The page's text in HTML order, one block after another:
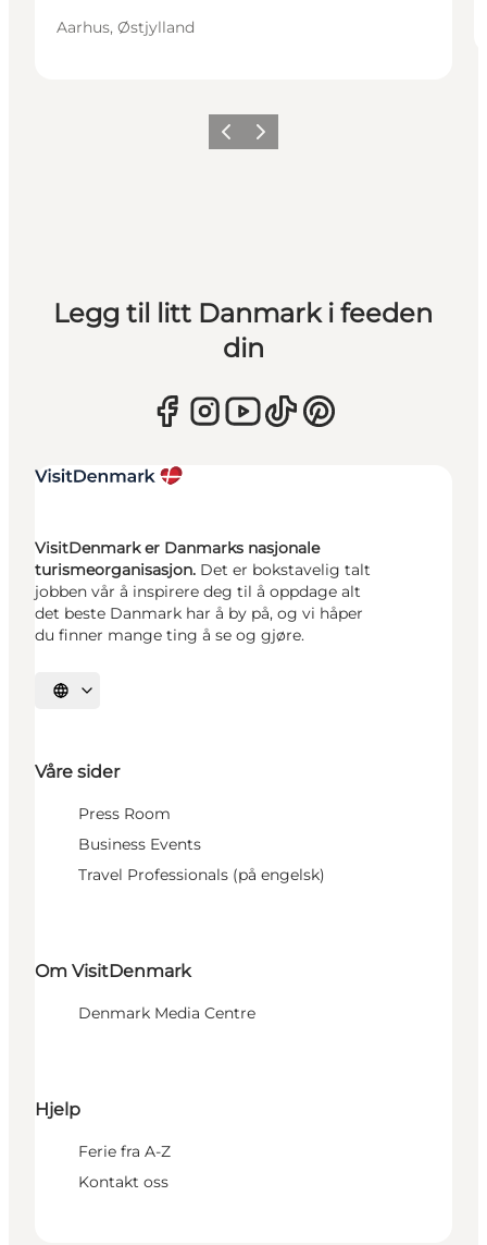
Aarhus, Østjylland
ForrigeNeste
Legg til litt Danmark i feeden
din
VisitDenmark er Danmarks nasjonale
turismeorganisasjon. Det er bokstavelig talt
jobben vår å inspirere deg til å oppdage alt
det beste Danmark har å by på, og vi håper
du finner mange ting å se og gjøre.
Velg språk
Våre sider
Press Room
Business Events
Travel Professionals (på engelsk)
Om VisitDenmark
Denmark Media Centre
Hjelp
Ferie fra A-Z
Kontakt oss